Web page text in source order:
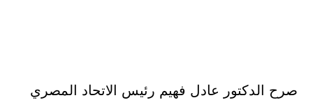
صرح الدكتور عادل فهيم رئيس الاتحاد المصري